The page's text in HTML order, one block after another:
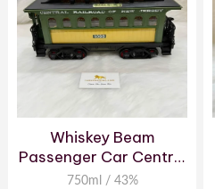
Whiskey Beam
Passenger Car Central
Railroad Of New Jersey
750ml / 43%